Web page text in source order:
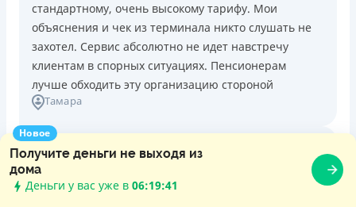
Новое
Получите деньги не выходя из
дома
Деньги у вас уже в 06:19:42
стандартному, очень высокому тарифу. Мои
объяснения и чек из терминала никто слушать не
захотел. Сервис абсолютно не идет навстречу
клиентам в спорных ситуациях. Пенсионерам
лучше обходить эту организацию стороной
Тамара
27 июля 2026 г. в 12:54
Відгук про кештайм